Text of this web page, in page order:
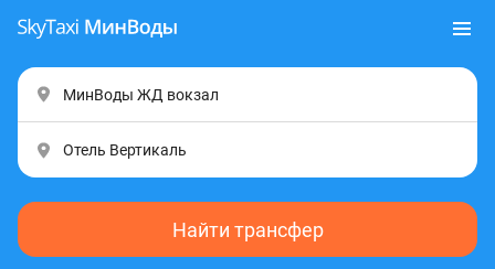
Найти трансфер